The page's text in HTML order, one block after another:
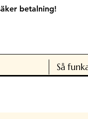
betalning!
Så